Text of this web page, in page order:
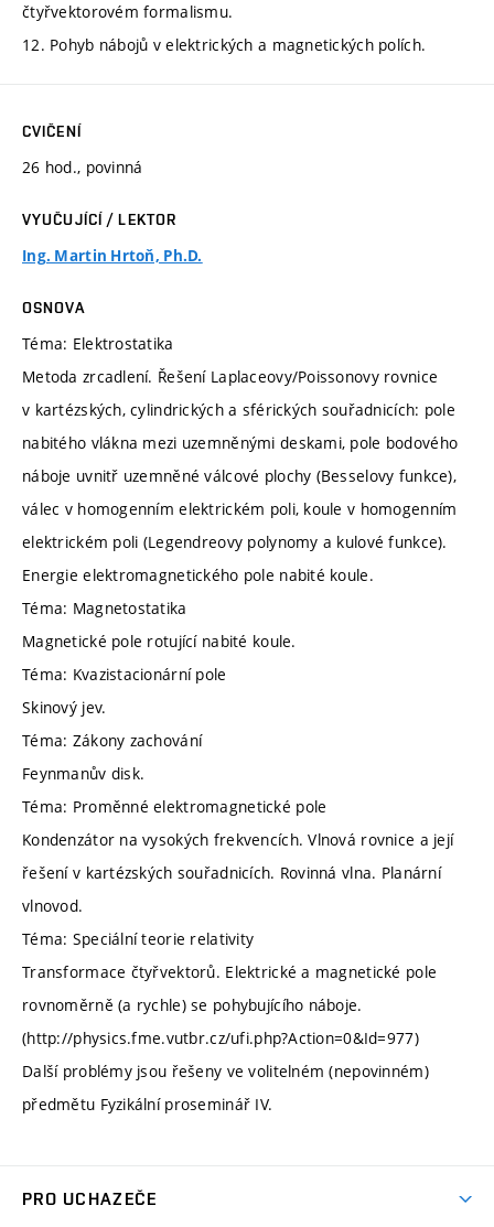
čtyřvektorovém formalismu.
12. Pohyb nábojů v elektrických a magnetických polích.
CVIČENÍ
26 hod., povinná
VYUČUJÍCÍ / LEKTOR
Ing. Martin Hrtoň, Ph.D.
OSNOVA
Téma: Elektrostatika
Metoda zrcadlení. Řešení Laplaceovy/Poissonovy rovnice
v kartézských, cylindrických a sférických souřadnicích: pole
nabitého vlákna mezi uzemněnými deskami, pole bodového
náboje uvnitř uzemněné válcové plochy (Besselovy funkce),
válec v homogenním elektrickém poli, koule v homogenním
elektrickém poli (Legendreovy polynomy a kulové funkce).
Energie elektromagnetického pole nabité koule.
Téma: Magnetostatika
Magnetické pole rotující nabité koule.
Téma: Kvazistacionární pole
Skinový jev.
Téma: Zákony zachování
Feynmanův disk.
Téma: Proměnné elektromagnetické pole
Kondenzátor na vysokých frekvencích. Vlnová rovnice a její
řešení v kartézských souřadnicích. Rovinná vlna. Planární
vlnovod.
Téma: Speciální teorie relativity
Transformace čtyřvektorů. Elektrické a magnetické pole
rovnoměrně (a rychle) se pohybujícího náboje.
(http://physics.fme.vutbr.cz/ufi.php?Action=0&Id=977)
Další problémy jsou řešeny ve volitelném (nepovinném)
předmětu Fyzikální proseminář IV.
PRO UCHAZEČE